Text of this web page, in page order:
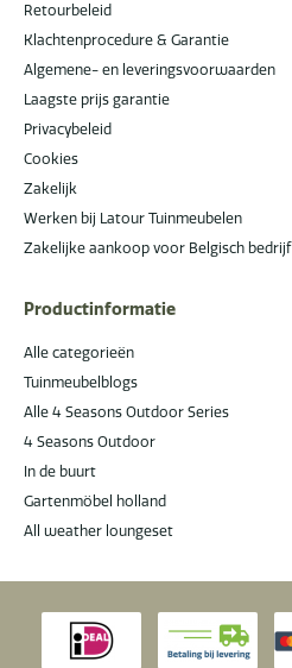
Retourbeleid
Klachtenprocedure & Garantie
Algemene- en leveringsvoorwaarden
Laagste prijs garantie
Privacybeleid
Cookies
Zakelijk
Werken bij Latour Tuinmeubelen
Zakelijke aankoop voor Belgisch bedrijf
Productinformatie
Alle categorieën
Tuinmeubelblogs
Alle 4 Seasons Outdoor Series
4 Seasons Outdoor
In de buurt
Gartenmöbel holland
All weather loungeset